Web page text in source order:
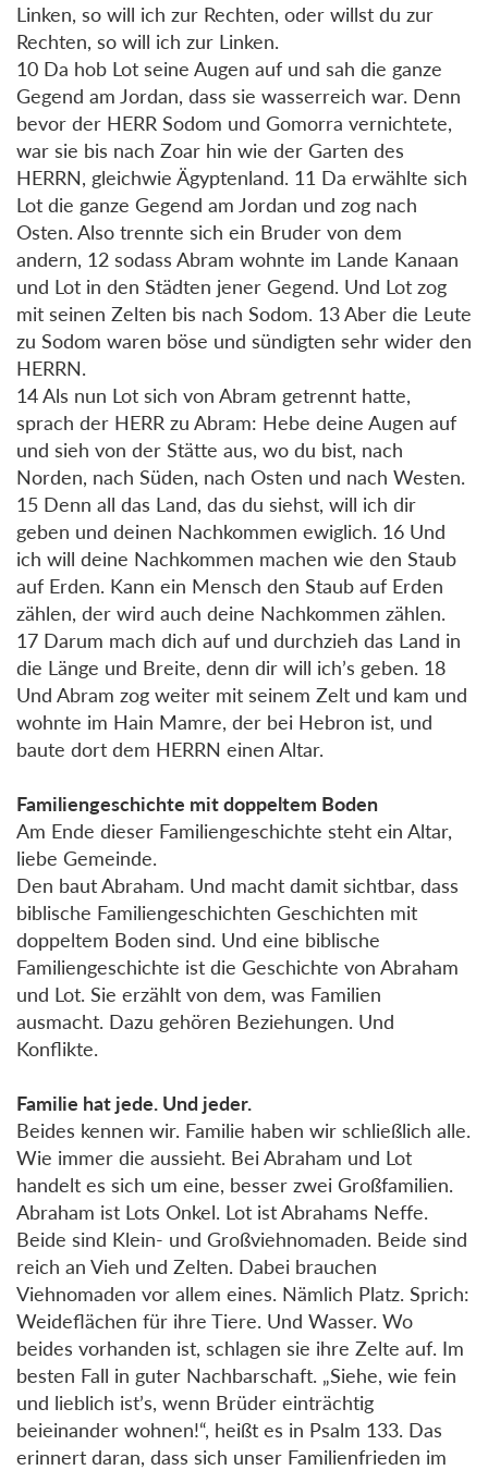
Linken, so will ich zur Rechten, oder willst du zur
Rechten, so will ich zur Linken.
10 Da hob Lot seine Augen auf und sah die ganze
Gegend am Jordan, dass sie wasserreich war. Denn
bevor der HERR Sodom und Gomorra vernichtete,
war sie bis nach Zoar hin wie der Garten des
HERRN, gleichwie Ägyptenland. 11 Da erwählte sich
Lot die ganze Gegend am Jordan und zog nach
Osten. Also trennte sich ein Bruder von dem
andern, 12 sodass Abram wohnte im Lande Kanaan
und Lot in den Städten jener Gegend. Und Lot zog
mit seinen Zelten bis nach Sodom. 13 Aber die Leute
zu Sodom waren böse und sündigten sehr wider den
HERRN.
14 Als nun Lot sich von Abram getrennt hatte,
sprach der HERR zu Abram: Hebe deine Augen auf
und sieh von der Stätte aus, wo du bist, nach
Norden, nach Süden, nach Osten und nach Westen.
15 Denn all das Land, das du siehst, will ich dir
geben und deinen Nachkommen ewiglich. 16 Und
ich will deine Nachkommen machen wie den Staub
auf Erden. Kann ein Mensch den Staub auf Erden
zählen, der wird auch deine Nachkommen zählen.
17 Darum mach dich auf und durchzieh das Land in
die Länge und Breite, denn dir will ich’s geben. 18
Und Abram zog weiter mit seinem Zelt und kam und
wohnte im Hain Mamre, der bei Hebron ist, und
baute dort dem HERRN einen Altar.
Familiengeschichte mit doppeltem Boden
Am Ende dieser Familiengeschichte steht ein Altar,
liebe Gemeinde.
Den baut Abraham. Und macht damit sichtbar, dass
biblische Familiengeschichten Geschichten mit
doppeltem Boden sind. Und eine biblische
Familiengeschichte ist die Geschichte von Abraham
und Lot. Sie erzählt von dem, was Familien
ausmacht. Dazu gehören Beziehungen. Und
Konflikte.
Familie hat jede. Und jeder.
Beides kennen wir. Familie haben wir schließlich alle.
Wie immer die aussieht. Bei Abraham und Lot
handelt es sich um eine, besser zwei Großfamilien.
Abraham ist Lots Onkel. Lot ist Abrahams Neffe.
Beide sind Klein- und Großviehnomaden. Beide sind
reich an Vieh und Zelten. Dabei brauchen
Viehnomaden vor allem eines. Nämlich Platz. Sprich:
Weideflächen für ihre Tiere. Und Wasser. Wo
beides vorhanden ist, schlagen sie ihre Zelte auf. Im
besten Fall in guter Nachbarschaft. „Siehe, wie fein
und lieblich ist’s, wenn Brüder einträchtig
beieinander wohnen!“, heißt es in Psalm 133. Das
erinnert daran, dass sich unser Familienfrieden im